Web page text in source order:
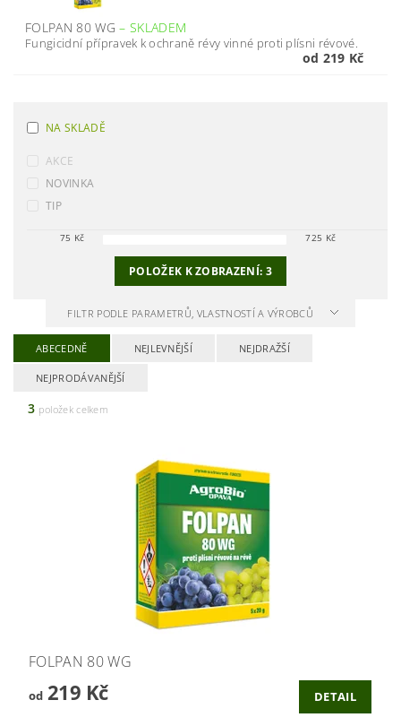
FOLPAN 80 WG– SKLADEM
Fungicidní přípravek k ochraně révy vinné proti plísni révové.
od 219 Kč
NA SKLADĚ
AKCE
NOVINKA
TIP
75 Kč 725 Kč
POLOŽEK K ZOBRAZENÍ: 3
FILTR PODLE PARAMETRŮ, VLASTNOSTÍ A VÝROBCŮ
ABECEDNĚ NEJLEVNĚJŠÍ NEJDRAŽŠÍ
NEJPRODÁVANĚJŠÍ
3 položek celkem
FOLPAN 80 WG
od219 Kč DETAIL